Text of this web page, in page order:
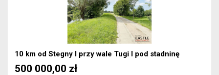
10 km od Stegny I przy wale Tugi I pod stadninę
500 000,00 zł